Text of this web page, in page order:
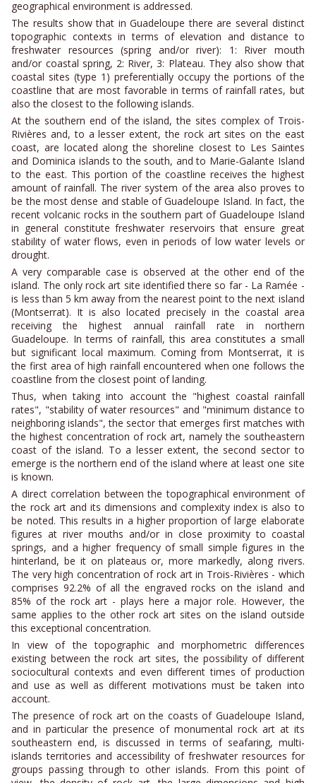
geographical environment is addressed.
The results show that in Guadeloupe there are several distinct
topographic contexts in terms of elevation and distance to
freshwater resources (spring and/or river): 1: River mouth
and/or coastal spring, 2: River, 3: Plateau. They also show that
coastal sites (type 1) preferentially occupy the portions of the
coastline that are most favorable in terms of rainfall rates, but
also the closest to the following islands.
At the southern end of the island, the sites complex of Trois-
Rivières and, to a lesser extent, the rock art sites on the east
coast, are located along the shoreline closest to Les Saintes
and Dominica islands to the south, and to Marie-Galante Island
to the east. This portion of the coastline receives the highest
amount of rainfall. The river system of the area also proves to
be the most dense and stable of Guadeloupe Island. In fact, the
recent volcanic rocks in the southern part of Guadeloupe Island
in general constitute freshwater reservoirs that ensure great
stability of water flows, even in periods of low water levels or
drought.
A very comparable case is observed at the other end of the
island. The only rock art site identified there so far - La Ramée -
is less than 5 km away from the nearest point to the next island
(Montserrat). It is also located precisely in the coastal area
receiving the highest annual rainfall rate in northern
Guadeloupe. In terms of rainfall, this area constitutes a small
but significant local maximum. Coming from Montserrat, it is
the first area of high rainfall encountered when one follows the
coastline from the closest point of landing.
Thus, when taking into account the "highest coastal rainfall
rates", "stability of water resources" and "minimum distance to
neighboring islands", the sector that emerges first matches with
the highest concentration of rock art, namely the southeastern
coast of the island. To a lesser extent, the second sector to
emerge is the northern end of the island where at least one site
is known.
A direct correlation between the topographical environment of
the rock art and its dimensions and complexity index is also to
be noted. This results in a higher proportion of large elaborate
figures at river mouths and/or in close proximity to coastal
springs, and a higher frequency of small simple figures in the
hinterland, be it on plateaus or, more markedly, along rivers.
The very high concentration of rock art in Trois-Rivières - which
comprises 92.2% of all the engraved rocks on the island and
85% of the rock art - plays here a major role. However, the
same applies to the other rock art sites on the island outside
this exceptional concentration.
In view of the topographic and morphometric differences
existing between the rock art sites, the possibility of different
sociocultural contexts and even different times of production
and use as well as different motivations must be taken into
account.
The presence of rock art on the coasts of Guadeloupe Island,
and in particular the presence of monumental rock art at its
southeastern end, is discussed in terms of seafaring, multi-
islands territories and accessibility of freshwater resources for
groups passing through to other islands. From this point of